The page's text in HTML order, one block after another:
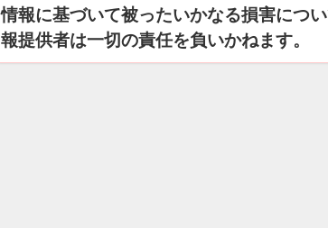
情報に基づいて被ったいかなる損害につ
報提供者は一切の責任を負いかねます。